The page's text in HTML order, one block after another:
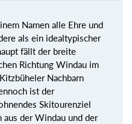
Namen alle Ehre und
als ein idealtypischer
fällt der breite
Richtung Windau im
Nachbarn
ist der
Skitourenziel
der Windau und der